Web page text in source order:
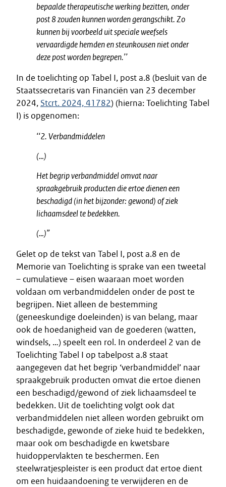
bepaalde therapeutische werking bezitten, onder
post 8 zouden kunnen worden gerangschikt. Zo
kunnen bij voorbeeld uit speciale weefsels
vervaardigde hemden en steunkousen niet onder
deze post worden begrepen.’’
In de toelichting op Tabel I, post a.8 (besluit van de
Staatssecretaris van Financiën van 23 december
2024, Stcrt. 2024, 41782) (hierna: Toelichting Tabel
I) is opgenomen:
‘‘2. Verbandmiddelen
(…)
Het begrip verbandmiddel omvat naar
spraakgebruik producten die ertoe dienen een
beschadigd (in het bijzonder: gewond) of ziek
lichaamsdeel te bedekken.
(…)”
Gelet op de tekst van Tabel I, post a.8 en de
Memorie van Toelichting is sprake van een tweetal
– cumulatieve – eisen waaraan moet worden
voldaan om verbandmiddelen onder de post te
begrijpen. Niet alleen de bestemming
(geneeskundige doeleinden) is van belang, maar
ook de hoedanigheid van de goederen (watten,
windsels, …) speelt een rol. In onderdeel 2 van de
Toelichting Tabel I op tabelpost a.8 staat
aangegeven dat het begrip ‘verbandmiddel’ naar
spraakgebruik producten omvat die ertoe dienen
een beschadigd/gewond of ziek lichaamsdeel te
bedekken. Uit de toelichting volgt ook dat
verbandmiddelen niet alleen worden gebruikt om
beschadigde, gewonde of zieke huid te bedekken,
maar ook om beschadigde en kwetsbare
huidoppervlakten te beschermen. Een
steelwratjespleister is een product dat ertoe dient
om een huidaandoening te verwijderen en de